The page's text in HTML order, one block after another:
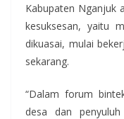
Kabupaten Nganjuk
kesuksesan, yaitu
dikuasai, mulai
sekarang.
“Dalam forum
desa dan